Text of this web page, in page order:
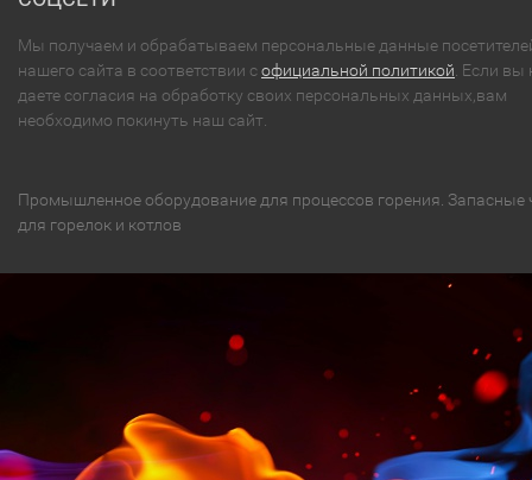
Мы получаем и обрабатываем персональные данные
нашего сайта в соответствии софициальной политикой . Если вы
даете согласия на обработку своих персональных данных,вам
необходимо покинуть наш сайт.
Промышленное оборудование для процессов горения. Запасные
для горелок и котлов